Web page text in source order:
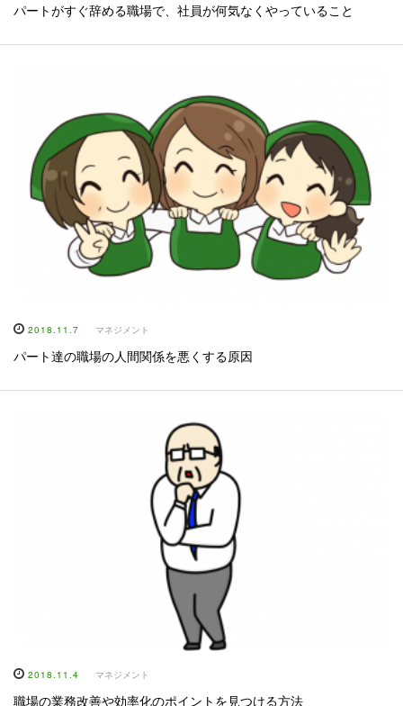
パートがすぐ辞める職場で、社員が何気なくやっていること
2018.11.7 マネジメント
パート達の職場の人間関係を悪くする原因
2018.11.4 マネジメント
職場の業務改善や効率化のポイントを見つける方法